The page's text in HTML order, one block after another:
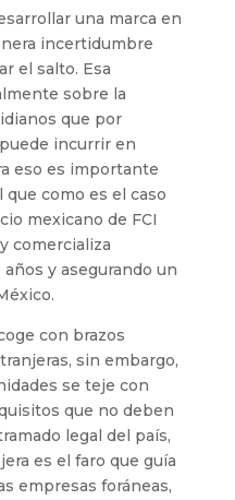
una marca en
incertidumbre
el salto. Esa
sobre la
que por
incurrir en
eso es importante
como es el caso
mexicano de FCI
comercializa
y asegurando un
con brazos
sin embargo,
se teje con
que no deben
legal del país,
es el faro que guía
empresas foráneas,